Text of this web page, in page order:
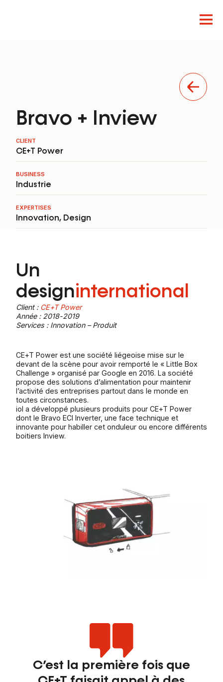
Produit
FR
Bravo + Inview
CLIENT
CE+T Power
BUSINESS
Industrie
EXPERTISES
Innovation, Design
Un
designinternational
Client : CE+T Power
Année : 2018-2019
Services : Innovation – Produit
CE+T Power est une société liégeoise mise sur le
devant de la scène pour avoir remporté le « Little Box
Challenge » organisé par Google en 2016. La société
propose des solutions d’alimentation pour maintenir
l’activité des entreprises partout dans le monde en
toutes circonstances.
iol a développé plusieurs produits pour CE+T Power
dont le Bravo ECI Inverter, une face technique et
innovante pour habiller cet onduleur ou encore différents
boitiers Inview.
C’est la première fois que